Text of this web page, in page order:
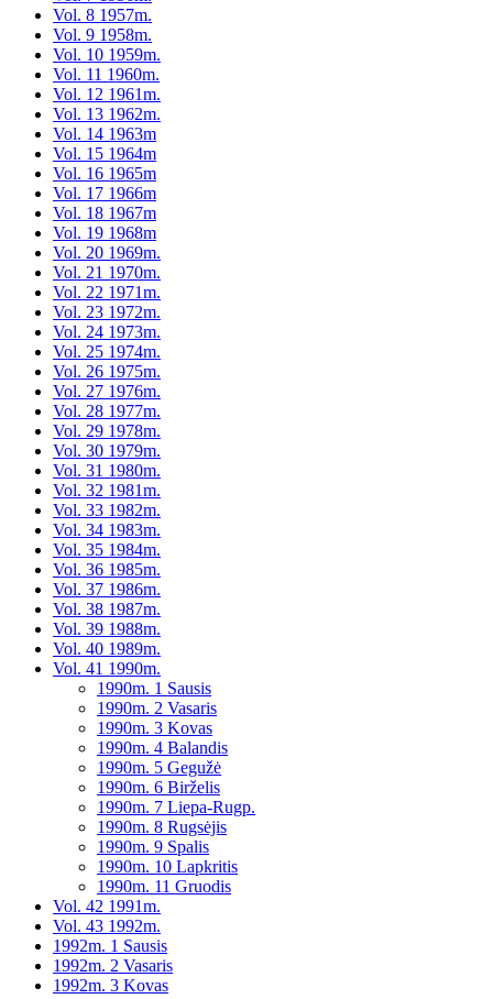
Vol. 8 1957m.
Vol. 9 1958m.
Vol. 10 1959m.
Vol. 11 1960m.
Vol. 12 1961m.
Vol. 13 1962m.
Vol. 14 1963m
Vol. 15 1964m
Vol. 16 1965m
Vol. 17 1966m
Vol. 18 1967m
Vol. 19 1968m
Vol. 20 1969m.
Vol. 21 1970m.
Vol. 22 1971m.
Vol. 23 1972m.
Vol. 24 1973m.
Vol. 25 1974m.
Vol. 26 1975m.
Vol. 27 1976m.
Vol. 28 1977m.
Vol. 29 1978m.
Vol. 30 1979m.
Vol. 31 1980m.
Vol. 32 1981m.
Vol. 33 1982m.
Vol. 34 1983m.
Vol. 35 1984m.
Vol. 36 1985m.
Vol. 37 1986m.
Vol. 38 1987m.
Vol. 39 1988m.
Vol. 40 1989m.
Vol. 41 1990m.
1990m. 1 Sausis
1990m. 2 Vasaris
1990m. 3 Kovas
1990m. 4 Balandis
1990m. 5 Gegužė
1990m. 6 Birželis
1990m. 7 Liepa-Rugp.
1990m. 8 Rugsėjis
1990m. 9 Spalis
1990m. 10 Lapkritis
1990m. 11 Gruodis
Vol. 42 1991m.
Vol. 43 1992m.
1992m. 1 Sausis
1992m. 2 Vasaris
1992m. 3 Kovas